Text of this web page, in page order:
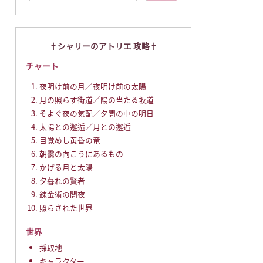
シャリーのアトリエ 攻略
チャート
夜明け前の月／夜明け前の太陽
月の照らす街道／陽の当たる坂道
そよぐ夜の気配／夕闇の中の明日
太陽との邂逅／月との邂逅
目覚めし黄昏の竜
朝靄の向こうにあるもの
かげる月と太陽
夕暮れの賢者
錬金術の闇夜
照らされた世界
世界
採取地
キャラクター